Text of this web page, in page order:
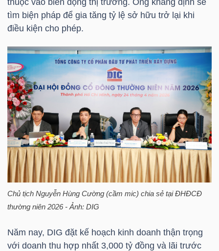
tìm biện pháp để gia tăng tỷ lệ sở hữu trở lại khi
điều kiện cho phép.
Chủ tịch Nguyễn Hùng Cường (cầm mic) chia sẻ tại ĐHĐCĐ
thường niên 2026 - Ảnh: DIG
Năm nay, DIG đặt kế hoạch kinh doanh thận trọng
với doanh thu hợp nhất 3,000 tỷ đồng và lãi trước
CỔ
PHIẾU
PHÁI
SINH
TRÁI
PHIẾU
CÔNG
CỤ
TƯ